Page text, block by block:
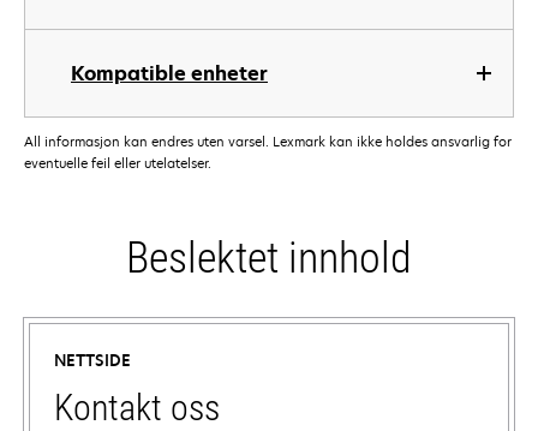
Kompatible enheter
All informasjon kan endres uten varsel. Lexmark kan ikke holdes ansvarlig for
eventuelle feil eller utelatelser.
Beslektet innhold
NETTSIDE
Kontakt oss